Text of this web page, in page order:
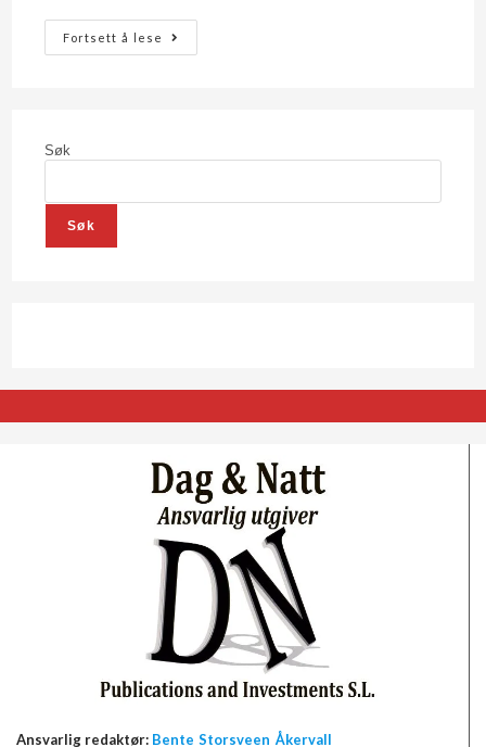
Fortsett å lese
Søk
Søk
Ansvarlig redaktør: Bente Storsveen Åkervall